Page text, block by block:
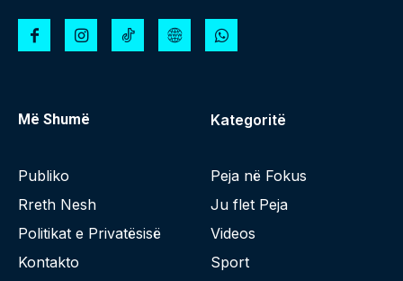
Më Shumë
Publiko
Rreth Nesh
Politikat e Privatësisë
Kontakto
Kategoritë
Peja në Fokus
Ju flet Peja
Videos
Sport